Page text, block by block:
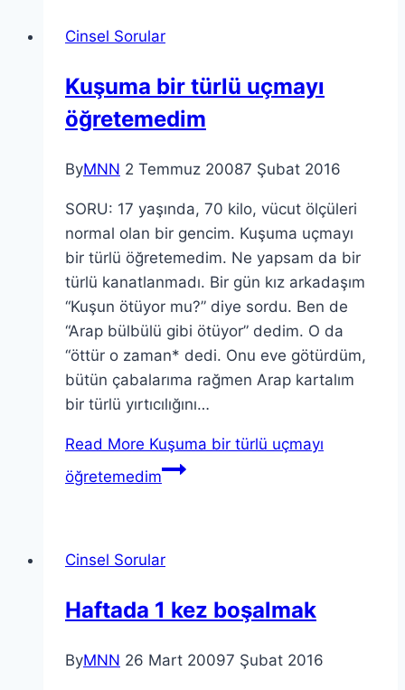
Cinsel Sorular
Kuşuma bir türlü uçmayı
öğretemedim
ByMNN 2 Temmuz 20087 Şubat 2016
SORU: 17 yaşında, 70 kilo, vücut ölçüleri
normal olan bir gencim. Kuşuma uçmayı
bir türlü öğretemedim. Ne yapsam da bir
türlü kanatlanmadı. Bir gün kız arkadaşım
“Kuşun ötüyor mu?” diye sordu. Ben de
“Arap bülbülü gibi ötüyor” dedim. O da
“öttür o zaman* dedi. Onu eve götürdüm,
bütün çabalarıma rağmen Arap kartalım
bir türlü yırtıcılığını…
Read More Kuşuma bir türlü uçmayı
öğretemedim
Cinsel Sorular
Haftada 1 kez boşalmak
ByMNN 26 Mart 20097 Şubat 2016